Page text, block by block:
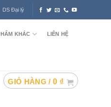
DS Đại lý
KHÁC LIÊN HỆ
GIỎ HÀNG / 0 ₫